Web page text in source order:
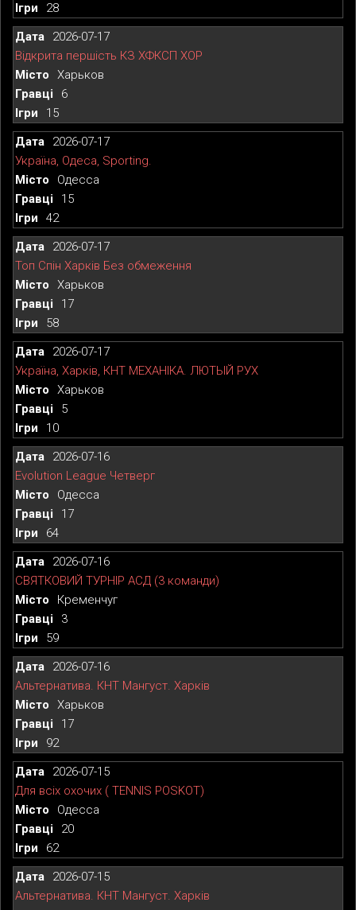
28
2026-07-17
Відкрита першість КЗ ХФКСП ХОР
Харьков
6
15
2026-07-17
Україна, Одеса, Sporting.
Одесса
15
42
2026-07-17
Топ Спін Харків Без обмеження
Харьков
17
58
2026-07-17
Україна, Харків, КНТ МЕХАНІКА. ЛЮТЫЙ РУХ
Харьков
5
10
2026-07-16
Evolution League Четверг
Одесса
17
64
2026-07-16
СВЯТКОВИЙ ТУРНІР АСД (3 команди)
Кременчуг
3
59
2026-07-16
Альтернатива. КНТ Мангуст. Харків
Харьков
17
92
2026-07-15
Для всіх охочих ( TENNIS POSKOT)
Одесса
20
62
2026-07-15
Альтернатива. КНТ Мангуст. Харків